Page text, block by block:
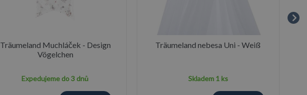
Träumeland Muchláček - Design
Vögelchen
Expedujeme do 3 dnů
Träumeland nebesa Uni - Weiß
Skladem 1 ks